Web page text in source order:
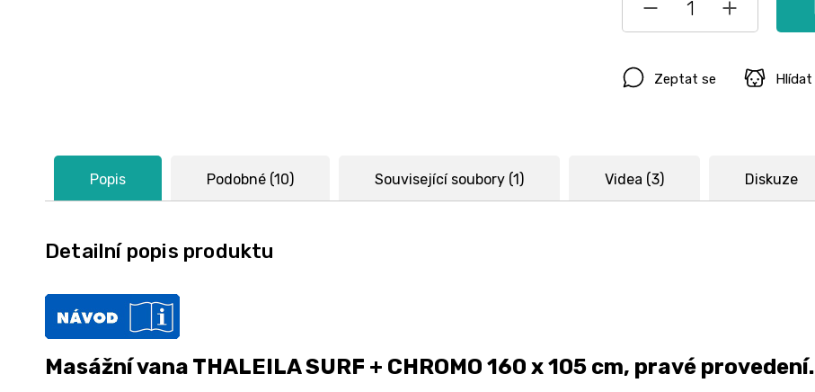
Zeptat se Hlídat
Popis Podobné (10) Související soubory (1) Videa (3) Diskuze
Detailní popis produktu
Masážní vana THALEILA SURF + CHROMO 160 x 105 cm, pravé provedení.